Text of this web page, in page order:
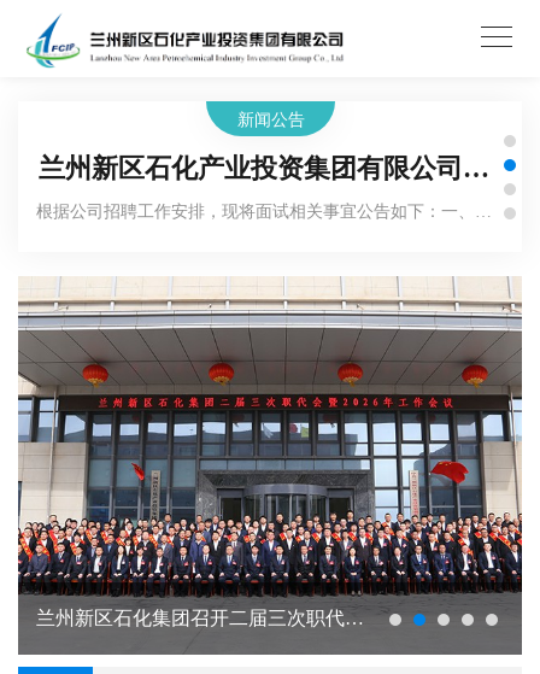
新闻公告
关于2026年急需紧缺人员（第七批） 拟
录用人选的公示
关于2026年急需紧缺人员（第七批）拟录用人选的公示.pdf
兰州新区石化产业投资集团有限公司关
于开展2026年急需紧缺人员（第七批）
招聘面试的公告
根据公司招聘工作安排，现将面试相关事宜公告如下：一、面
织协调、逻辑思维、语言表达、专业技术水
关于2026年急需紧缺人员（第六批） 拟
录用人选的公示
关于2026年急需紧缺人员（第六批）拟录用人选的公示.pdf
兰州新区石化产业投资集团有限公司关
于开展2026年急需紧缺人员（第六批）
招聘面试的公告
根据公司招聘工作安排，现将面试相关事宜公告如下：一、面
试形式对资格审查合格人员进行面试，主要考查是否符合所报
岗位条件等，测试应聘者对企业文化认同、市场研判把握、组
织协调、逻辑思维、语言表达、专业技术水
关于2026年急需紧缺人员（第七批） 拟
关于2026年急需紧缺人员（第七批）拟录用人选的公示.pdf
兰州新区石化集团召开二届三次职代会